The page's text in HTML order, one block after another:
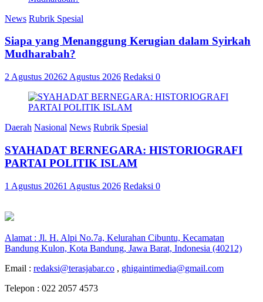
News Rubrik Spesial
Siapa yang Menanggung Kerugian dalam Syirkah
Mudharabah?
2 Agustus 20262 Agustus 2026 Redaksi 0
Daerah Nasional News Rubrik Spesial
SYAHADAT BERNEGARA: HISTORIOGRAFI
PARTAI POLITIK ISLAM
1 Agustus 20261 Agustus 2026 Redaksi 0
Alamat : Jl. H. Alpi No.7a, Kelurahan Cibuntu, Kecamatan
Bandung Kulon, Kota Bandung, Jawa Barat, Indonesia (40212)
Email : redaksi@terasjabar.co , ghigaintimedia@gmail.com
Telepon : 022 2057 4573